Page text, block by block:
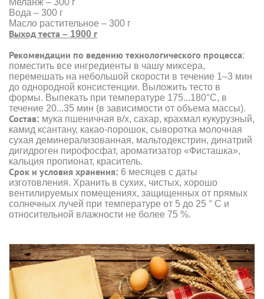
Вода – 300 г
Масло растительное – 300 г
Выход теста – 1900 г
Рекомендации по ведению технологического процесса:
поместить все ингредиенты в чашу миксера,
перемешать на небольшой скорости в течение 1–3 мин
до однородной консистенции. Выложить тесто в
формы. Выпекать при температуре 175...180°С, в
течение 20...35 мин (в зависимости от объема массы).
Состав: мука пшеничная в/х, сахар, крахмал кукурузный,
камид ксантану, какао-порошок, сыворотка молочная
сухая деминерализованная, мальтодекстрин, динатрий
дигидроген пирофосфат, ароматизатор «Фисташка»,
кальция пропионат, краситель.
Срок и условия хранения: 6 месяцев с даты
изготовления. Хранить в сухих, чистых, хорошо
вентилируемых помещениях, защищенных от прямых
солнечных лучей при температуре от 5 до 25 ° С и
относительной влажности не более 75 %.